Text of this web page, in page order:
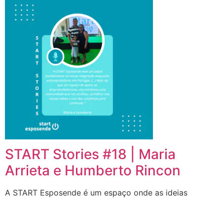
START Stories #18 | Maria
Arrieta e Humberto Rincon
A START Esposende é um espaço onde as ideias